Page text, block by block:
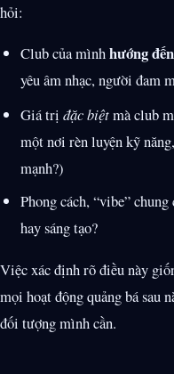
hỏi:
Club của mìnhhướng
yêu âm nhạc, người đam
Giá trịđặc biệtmà club
một nơi rèn luyện kỹ
mạnh?)
Phong cách, “vibe”
hay sáng tạo?
Việc xác định rõ điều này
mọi hoạt động quảng bá sau
đối tượng mình cần.